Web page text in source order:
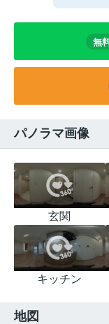
無
パノラマ画像
玄関
キッチン
地図